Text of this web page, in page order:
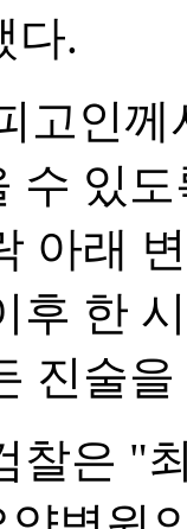
다.
고인
수 있
아래
후 한
진술
찰은 "